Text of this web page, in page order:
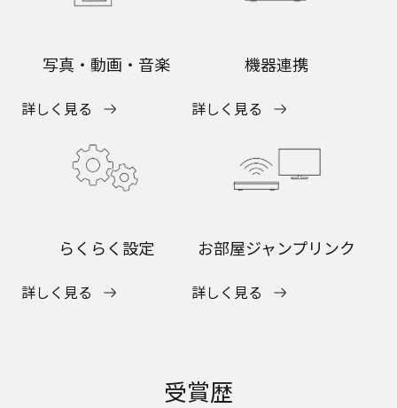
写真・動画・音楽
詳しく見る
機器連携
詳しく見る
らくらく設定
詳しく見る
お部屋ジャンプリンク
詳しく見る
受賞歴